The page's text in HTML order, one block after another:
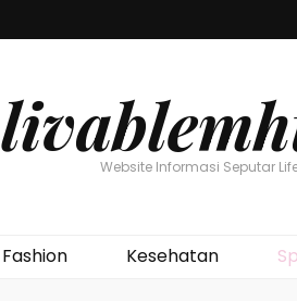
Website Informasi Seputar
Fashion Kesehatan